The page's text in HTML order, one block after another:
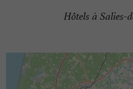
Hôtels à Salies-